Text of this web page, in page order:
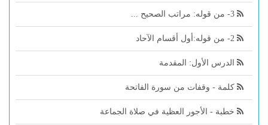
الدرس الأول: المقدمة
كلمة - وقفات من سورة الفاتحة
خطبة - الأجور العظية في صلاة الجماعة